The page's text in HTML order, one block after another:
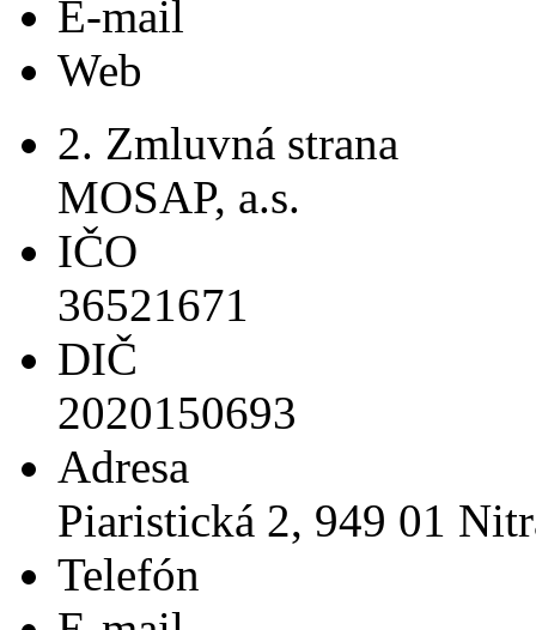
E-mail
Web
2. Zmluvná strana
MOSAP, a.s.
IČO
36521671
DIČ
2020150693
Adresa
Piaristická 2, 949 01
Telefón